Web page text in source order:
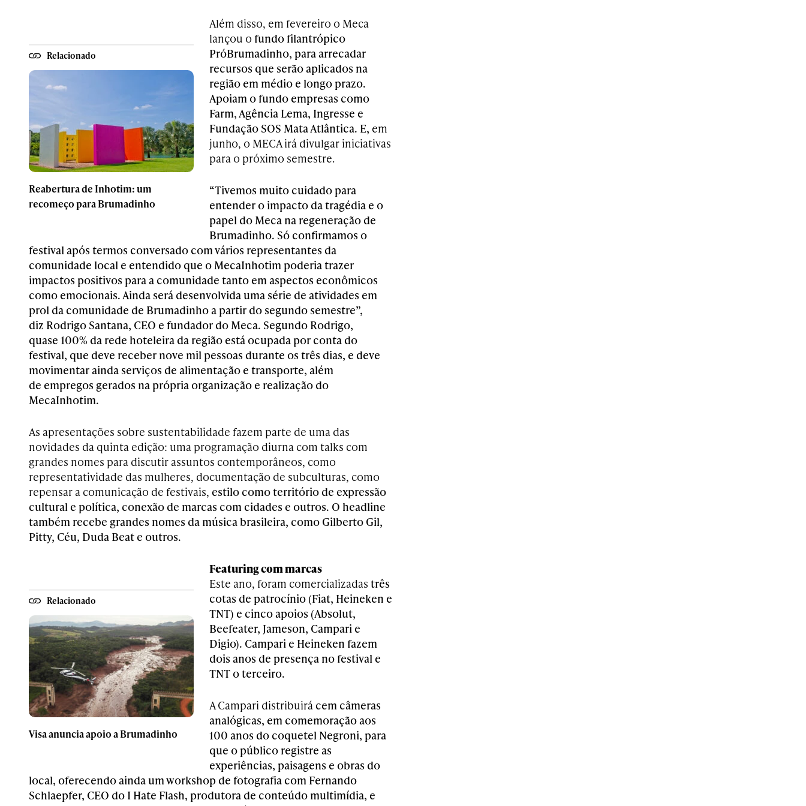
Relacionado
Reabertura de Inhotim: um
recomeço para Brumadinho
Além disso, em fevereiro o Meca
lançou o fundo filantrópico
PróBrumadinho, para arrecadar
recursos que serão aplicados na
região em médio e longo prazo.
Apoiam o fundo empresas como
Farm, Agência Lema, Ingresse e
Fundação SOS Mata Atlântica. E, em
junho, o MECA irá divulgar iniciativas
para o próximo semestre.
“Tivemos muito cuidado para
entender o impacto da tragédia e o
papel do Meca na regeneração de
Brumadinho. Só confirmamos o
festival após termos conversado com vários representantes da
comunidade local e entendido que o MecaInhotim poderia trazer
impactos positivos para a comunidade tanto em aspectos econômicos
como emocionais. Ainda será desenvolvida uma série de atividades em
prol da comunidade de Brumadinho a partir do segundo semestre”,
diz Rodrigo Santana, CEO e fundador do Meca. Segundo Rodrigo,
quase 100% da rede hoteleira da região está ocupada por conta do
festival, que deve receber nove mil pessoas durante os três dias, e deve
movimentar ainda serviços de alimentação e transporte, além
de empregos gerados na própria organização e realização do
MecaInhotim.
As apresentações sobre sustentabilidade fazem parte de uma das
novidades da quinta edição: uma programação diurna com talks com
grandes nomes para discutir assuntos contemporâneos, como
representatividade das mulheres, documentação de subculturas, como
repensar a comunicação de festivais, estilo como território de expressão
cultural e política, conexão de marcas com cidades e outros. O headline
também recebe grandes nomes da música brasileira, como Gilberto Gil,
Pitty, Céu, Duda Beat e outros.
Relacionado
Visa anuncia apoio a Brumadinho
Featuring com marcas
Este ano, foram comercializadas três
cotas de patrocínio (Fiat, Heineken e
TNT) e cinco apoios (Absolut,
Beefeater, Jameson, Campari e
Digio). Campari e Heineken fazem
dois anos de presença no festival e
TNT o terceiro.
A Campari distribuirá cem câmeras
analógicas, em comemoração aos
100 anos do coquetel Negroni, para
que o público registre as
experiências, paisagens e obras do
local, oferecendo ainda um workshop de fotografia com Fernando
Schlaepfer, CEO do I Hate Flash, produtora de conteúdo multimídia, e